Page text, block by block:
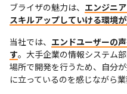
ブライザの魅力は、 エンジニ
スキルアップしていける環境
当社では、 エンドユーザーの
す。大手企業の情報システム
場所で開発を行うため、自分
に立っているのを感じながら